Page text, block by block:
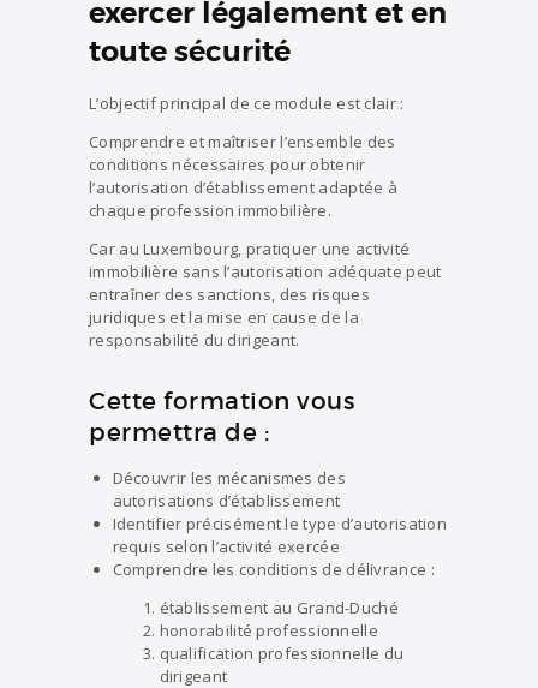
exercer légalement et en
toute sécurité
L’objectif principal de ce module est clair :
Comprendre et maîtriser l’ensemble des
conditions nécessaires pour obtenir
l’autorisation d’établissement adaptée à
chaque profession immobilière.
Car au Luxembourg, pratiquer une activité
immobilière sans l’autorisation adéquate peut
entraîner des sanctions, des risques
juridiques et la mise en cause de la
responsabilité du dirigeant.
Cette formation vous
permettra de :
Découvrir les mécanismes des
autorisations d’établissement
Identifier précisément le type d’autorisation
requis selon l’activité exercée
Comprendre les conditions de délivrance :
établissement au Grand-Duché
honorabilité professionnelle
qualification professionnelle du
dirigeant